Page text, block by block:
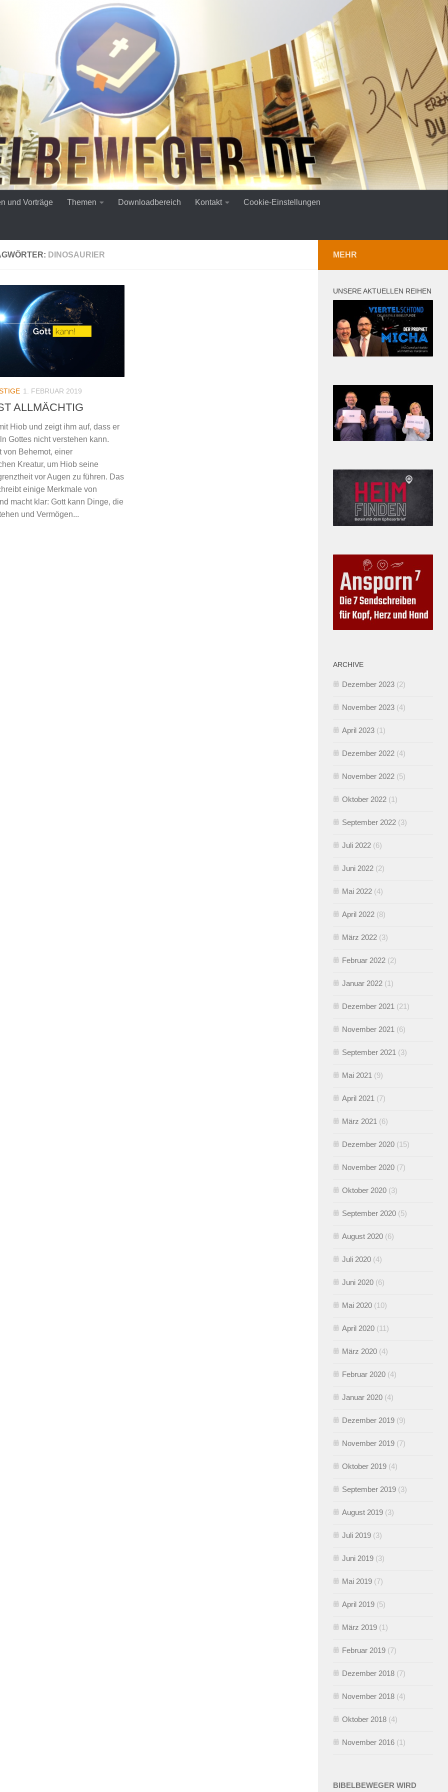
und Vorträge Themen Downloadbereich Kontakt Cookie-Einstellungen
DINOSAURIER
1. FEBRUAR 2019
ALLMÄCHTIG
Hiob und zeigt ihm auf, dass er
Gottes nicht verstehen kann.
von Behemot, einer
Kreatur, um Hiob seine
vor Augen zu führen. Das
einige Merkmale von
macht klar: Gott kann Dinge, die
und Vermögen...
MEHR
UNSERE AKTUELLEN REIHEN
ARCHIVE
Dezember 2023 (2)
November 2023 (4)
April 2023 (1)
Dezember 2022 (4)
November 2022 (5)
Oktober 2022 (1)
September 2022 (3)
Juli 2022 (6)
Juni 2022 (2)
Mai 2022 (4)
April 2022 (8)
März 2022 (3)
Februar 2022 (2)
Januar 2022 (1)
Dezember 2021 (21)
November 2021 (6)
September 2021 (3)
Mai 2021 (9)
April 2021 (7)
März 2021 (6)
Dezember 2020 (15)
November 2020 (7)
Oktober 2020 (3)
September 2020 (5)
August 2020 (6)
Juli 2020 (4)
Juni 2020 (6)
Mai 2020 (10)
April 2020 (11)
März 2020 (4)
Februar 2020 (4)
Januar 2020 (4)
Dezember 2019 (9)
November 2019 (7)
Oktober 2019 (4)
September 2019 (3)
August 2019 (3)
Juli 2019 (3)
Juni 2019 (3)
Mai 2019 (7)
April 2019 (5)
März 2019 (1)
Februar 2019 (7)
Dezember 2018 (7)
November 2018 (4)
Oktober 2018 (4)
November 2016 (1)
BIBELBEWEGER WIRD